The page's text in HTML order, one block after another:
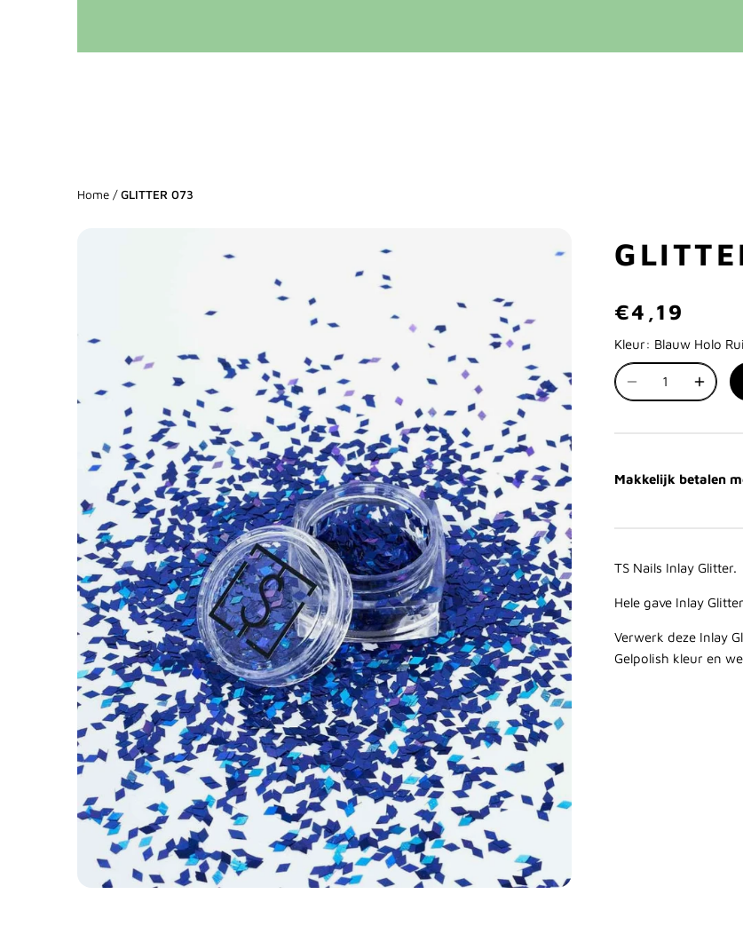
Home /GLITTER 073
€4,19
Kleur: Blauw Holo
Makkelijk betalen
TS Nails Inlay Glitter.
Hele gave Inlay
Verwerk deze Inlay
Gelpolish kleur en